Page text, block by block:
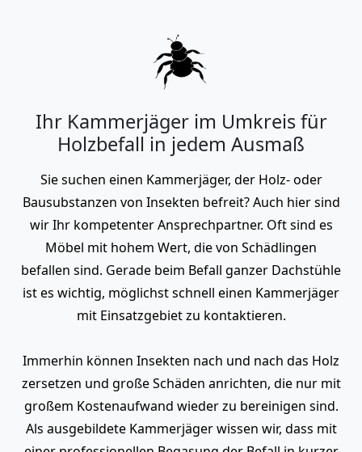
Ihr Kammerjäger im Umkreis für
Holzbefall in jedem Ausmaß
Sie suchen einen Kammerjäger, der Holz- oder
Bausubstanzen von Insekten befreit? Auch hier sind
wir Ihr kompetenter Ansprechpartner. Oft sind es
Möbel mit hohem Wert, die von Schädlingen
befallen sind. Gerade beim Befall ganzer Dachstühle
ist es wichtig, möglichst schnell einen Kammerjäger
mit Einsatzgebiet zu kontaktieren.
Immerhin können Insekten nach und nach das Holz
zersetzen und große Schäden anrichten, die nur mit
großem Kostenaufwand wieder zu bereinigen sind.
Als ausgebildete Kammerjäger wissen wir, dass mit